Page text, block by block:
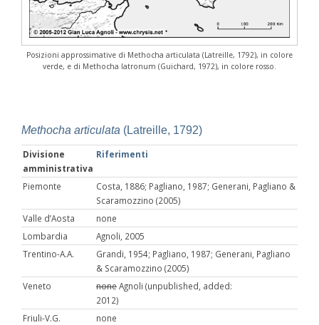
Posizioni approssimative di Methocha articulata (Latreille, 1792), in colore
verde, e di Methocha latronum (Guichard, 1972), in colore rosso.
Methocha articulata (Latreille, 1792)
Divisione
amministrativa
Riferimenti
Piemonte
Costa, 1886; Pagliano, 1987; Generani, Pagliano &
Scaramozzino (2005)
Valle d’Aosta
none
Lombardia
Agnoli, 2005
Trentino-A.A.
Grandi, 1954; Pagliano, 1987; Generani, Pagliano
& Scaramozzino (2005)
Veneto
noneAgnoli (unpublished, added:
2012)
Friuli-V.G.
none